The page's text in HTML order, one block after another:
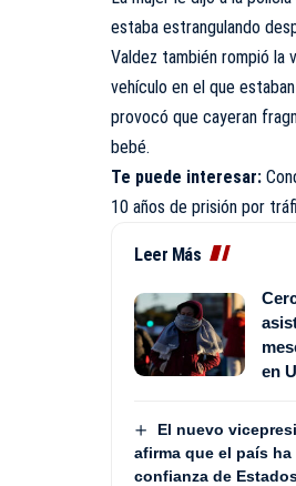
estaba estrangulando
Valdez también rompió la
vehículo en el que
provocó que cayeran
bebé.
Te puede interesar:
10 años de prisión por
Leer Más
en
El nuevo
afirma que el país
confianza de